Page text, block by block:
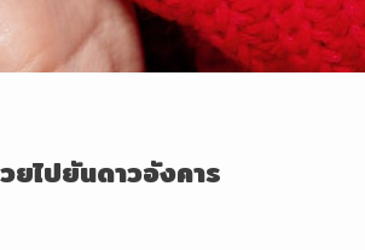
ยไปยันดาวอังคาร